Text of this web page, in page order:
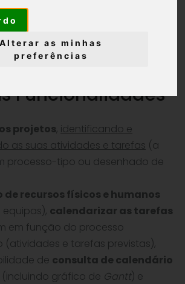
Alterar as minhas
preferências
e humanos, a
monitorização permanente da
Funcionalidades
projetos, identificando e
as suas atividades e tarefas (a
processo-tipo ou desenhado de
recursos físicos e humanos
calendarizar as tarefas
em função do processo
(atividades e tarefas previstas),
de consulta de calendário
(incluindo gráfico de Gantt) e